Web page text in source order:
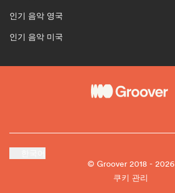
인기 음악 영국
인기 음악 미국
© Groover 2018 - 2026
쿠키 관리